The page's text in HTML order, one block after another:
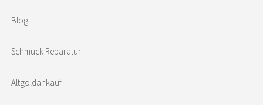
Blog
Schmuck Reparatur
Altgoldankauf